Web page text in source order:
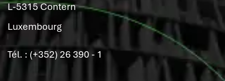
L-5315 Contern
Luxembourg
Tél. : (+352) 26 390 - 1